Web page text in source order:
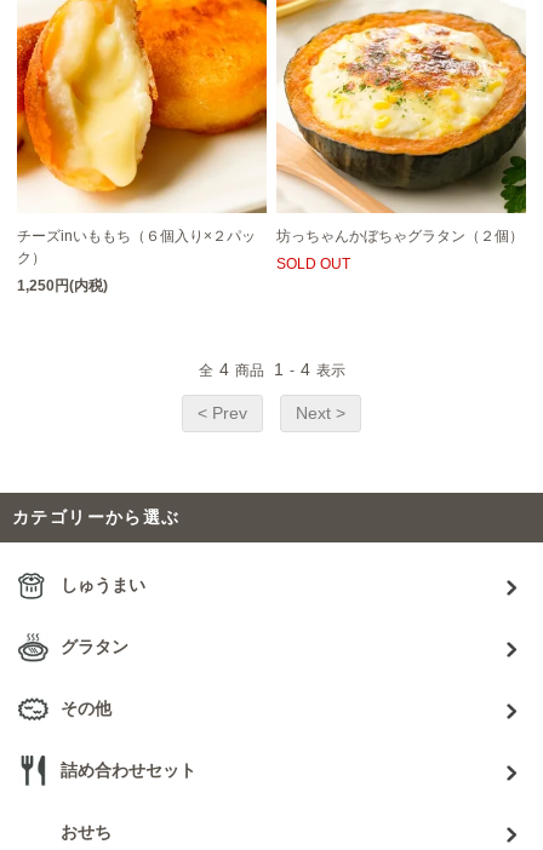
チーズinいももち（６個入り×２パッ
ク）
1,250円(内税)
坊っちゃんかぼちゃグラタン（２個）
SOLD OUT
全 4 商品 1 - 4 表示
< Prev Next >
カテゴリーから選ぶ
しゅうまい
グラタン
その他
詰め合わせセット
おせち